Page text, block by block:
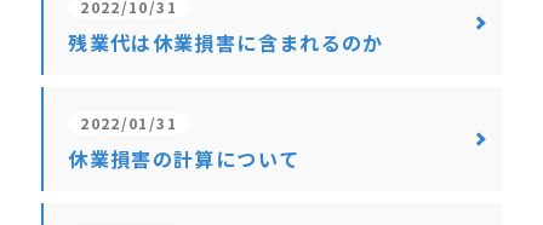
2022/10/31
残業代は休業損害に含まれるのか
2022/01/31
休業損害の計算について